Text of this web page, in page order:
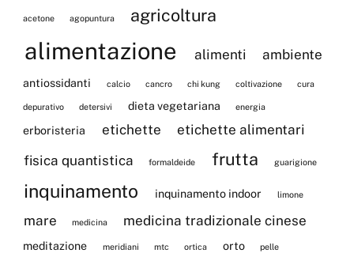
acetone agopuntura agricoltura
alimentazione alimenti ambiente
antiossidanti calcio cancro chi kung coltivazione cura
depurativo detersivi dieta vegetariana energia
erboristeria etichette
etichette alimentari
fisica quantistica
formaldeide frutta guarigione
inquinamento inquinamento indoor limone
mare medicina medicina tradizionale cinese
meditazione meridiani mtc ortica orto pelle